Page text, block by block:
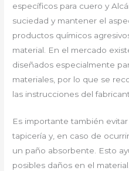
específicos para cuero y
suciedad y mantener el
productos químicos
material. En el mercado
diseñados especialmente
materiales, por lo que se
las instrucciones del
Es importante también
tapicería y, en caso de
un paño absorbente. Esto
posibles daños en el material.